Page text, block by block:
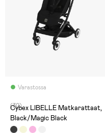
Varastossa
(30)
Cybex LIBELLE Matkarattaat,
Black/Magic Black